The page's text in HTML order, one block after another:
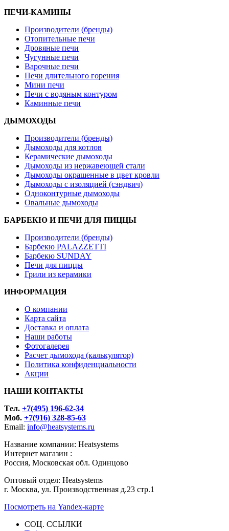
ПЕЧИ-КАМИНЫ
Производители (бренды)
Отопительные печи
Дровяные печи
Чугунные печи
Варочные печи
Печи длительного горения
Мини печи
Печи с водяным контуром
Каминные печи
ДЫМОХОДЫ
Производители (бренды)
Дымоходы для котлов
Керамические дымоходы
Дымоходы из нержавеющей стали
Дымоходы окрашенные в цвет кровли
Дымоходы с изоляцией (сэндвич)
Одноконтурные дымоходы
Овальные дымоходы
БАРБЕКЮ И ПЕЧИ ДЛЯ ПИЦЦЫ
Производители (бренды)
Барбекю PALAZZETTI
Барбекю SUNDAY
Печи для пиццы
Грили из керамики
ИНФОРМАЦИЯ
О компании
Карта сайта
Доставка и оплата
Наши работы
Фотогалерея
Расчет дымохода (калькулятор)
Политика конфиденциальности
Акции
НАШИ КОНТАКТЫ
Tел. +7(495) 196-62-34
Моб. +7(916) 328-85-63
Email: info@heatsystems.ru
Название компании: Heatsystems
Интернет магазин :
Россия, Московская обл. Одинцово
Оптовый отдел: Heatsystems
г. Москва, ул. Производственная д.23 стр.1
Посмотреть на Yandex-карте
СОЦ. ССЫЛКИ